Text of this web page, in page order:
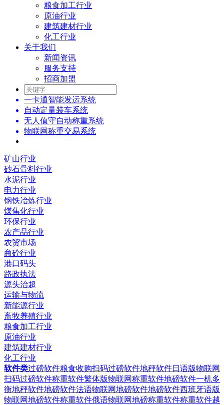
粮食加工行业
原油行业
建筑建材行业
化工行业
关于我们
新闻资讯
服务支持
招商加盟
一卡通智能发运系统
自动定量装车系统
无人值守自动称重系统
物联网称重交易系统
矿山行业
砂石骨料行业
水泥行业
电力行业
钢铁冶炼行业
煤焦化行业
环保行业
农产品行业
农贸市场
商砼行业
港口码头
路政执法
源头治超
运输与物流
新能源行业
畜牧养殖行业
粮食加工行业
原油行业
建筑建材行业
化工行业
软件类过磅软件粮食收购扫码过磅软件地秤软件日语版物联网
扫码过磅软件称重软件繁体版物联网称重软件地磅软件一机多
衡地秤软件地磅软件法语物联网地磅软件地磅软件西班牙语版
物联网地磅软件称重软件俄语物联网地磅称重软件称重软件越